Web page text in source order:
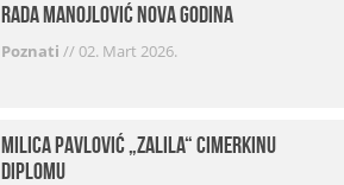
Rada Manojlović Nova godina
Poznati //02. Mart 2026.
Milica Pavlović „zalila“ cimerkinu
diplomu